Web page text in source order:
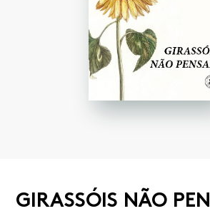
GIRASSÓIS NÃO